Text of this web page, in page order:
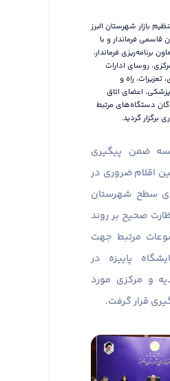
بازار شهرستان البرز
قاسمی فرماندار و با
برنامه‌ریزی فرماندار،
روسای ادارات
راه و
اعضای اتاق
دستگاه‌های مرتبط
برگزار گردید.
ضمن پیگیری
اقلام ضروری در
سطح شهرستان
صحیح بر روند
مرتبط جهت
پاییزه در
و مرکزی مورد
قرار گرفت.